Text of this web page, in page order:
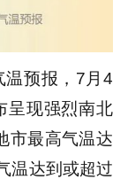
温预报，7月4
呈现强烈南北
市最高气温达
温达到或超过